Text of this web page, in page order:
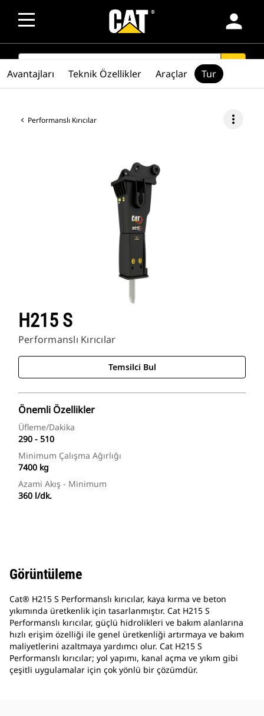
person
SEARCH
Performanslı Kırıcılar more_vert
H215 S
Performanslı Kırıcılar
Temsilci Bul
Önemli Özellikler
Üfleme/Dakika
290 - 510
Minimum Çalışma Ağırlığı
7400 kg
Azami Akış - Minimum
360 l/dk.
Avantajları Teknik Özellikler Araçlar Tur
Görüntüleme
Cat® H215 S Performanslı kırıcılar, kaya kırma ve beton
yıkımında üretkenlik için tasarlanmıştır. Cat H215 S
Performanslı kırıcılar, güçlü hidrolikleri ve bakım alanlarına
hızlı erişim özelliği ile genel üretkenliği artırmaya ve bakım
maliyetlerini azaltmaya yardımcı olur. Cat H215 S
Performanslı kırıcılar; yol yapımı, kanal açma ve yıkım gibi
çeşitli uygulamalar için çok yönlü bir çözümdür.